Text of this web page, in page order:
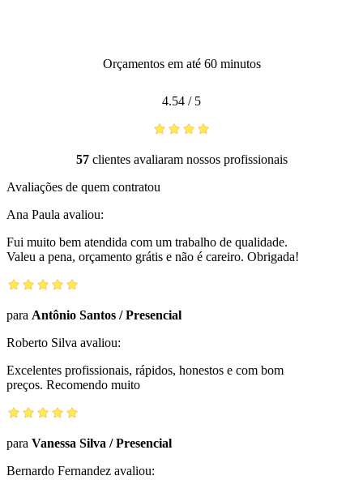
Orçamentos em até 60 minutos
4.54 / 5
57clientes avaliaram nossos profissionais
Avaliações de quem contratou
Ana Paula avaliou:
Fui muito bem atendida com um trabalho de qualidade.
Valeu a pena, orçamento grátis e não é careiro. Obrigada!
para Antônio Santos /Presencial
Roberto Silva avaliou:
Excelentes profissionais, rápidos, honestos e com bom
preços. Recomendo muito
para Vanessa Silva /Presencial
Bernardo Fernandez avaliou: